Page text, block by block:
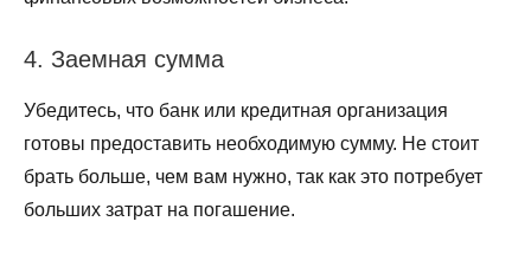
4. Заемная сумма
Убедитесь, что банк или кредитная организация
готовы предоставить необходимую сумму. Не стоит
брать больше, чем вам нужно, так как это потребует
больших затрат на погашение.